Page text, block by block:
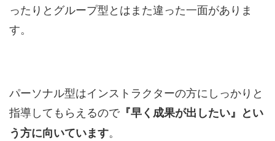
ったりとグループ型とはまた違った一面がありま
す。
パーソナル型はインストラクターの方にしっかりと
指導してもらえるので『早く成果が出したい』とい
う方に向いています。